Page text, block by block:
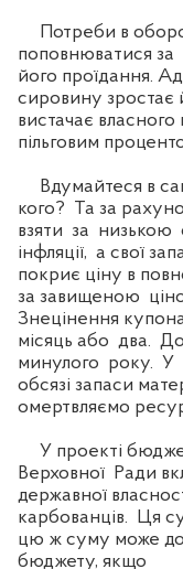
Потреби в
поповнюватися
його проїдання.
сировину зростає
вистачає
пільговим
Вдумайтеся в
кого? Та за
взяти за
інфляції, а свої
покриє ціну в
за завищеною
Знецінення
місяць або два.
минулого року. У
обсязі запаси
омертвляємо
У проекті
Верховної Ради
державної
карбованців. Ця
цю ж суму може
бюджету, якщо